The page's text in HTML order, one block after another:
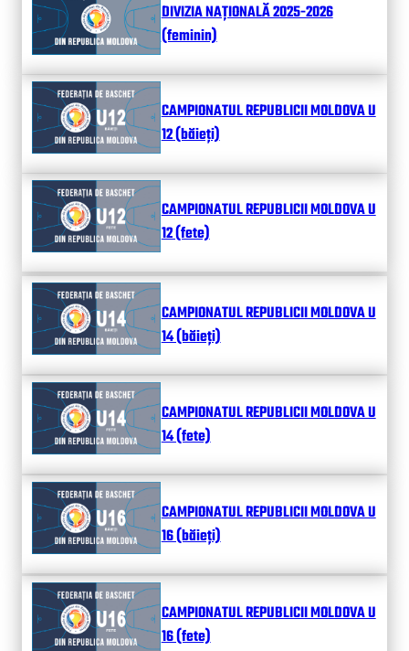
DIVIZIA NAȚIONALĂ 2025-2026
(feminin)
CAMPIONATUL REPUBLICII MOLDOVA U
12 (băieți)
CAMPIONATUL REPUBLICII MOLDOVA U
12 (fete)
CAMPIONATUL REPUBLICII MOLDOVA U
14 (băieți)
CAMPIONATUL REPUBLICII MOLDOVA U
14 (fete)
CAMPIONATUL REPUBLICII MOLDOVA U
16 (băieți)
CAMPIONATUL REPUBLICII MOLDOVA U
16 (fete)